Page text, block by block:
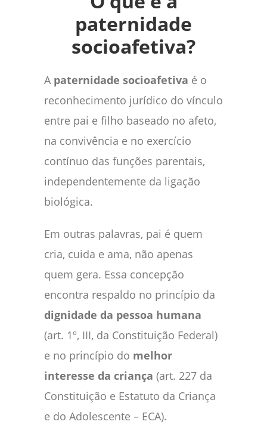
paternidade
socioafetiva?
A paternidade socioafetiva é o
reconhecimento jurídico do vínculo
entre pai e filho baseado no afeto,
na convivência e no exercício
contínuo das funções parentais,
independentemente da ligação
biológica.
Em outras palavras, pai é quem
cria, cuida e ama, não apenas
quem gera. Essa concepção
encontra respaldo no princípio da
dignidade da pessoa humana
(art. 1º, III, da Constituição Federal)
e no princípio do melhor
interesse da criança (art. 227 da
Constituição e Estatuto da Criança
e do Adolescente – ECA).